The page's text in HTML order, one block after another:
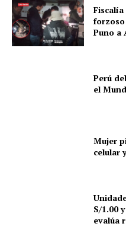
Puno a
Perú
el
Mujer
celular
S/1.00
evalúa